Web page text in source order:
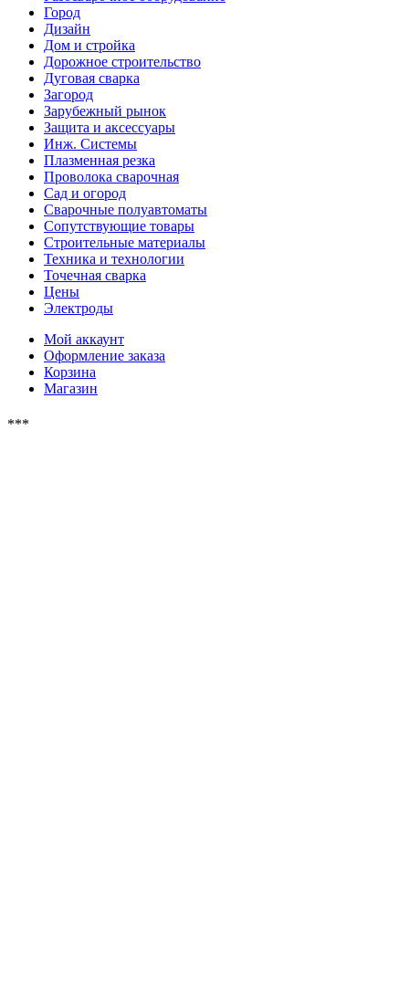
Город
Дизайн
Дом и стройка
Дорожное строительство
Дуговая сварка
Загород
Зарубежный рынок
Защита и аксессуары
Инж. Системы
Плазменная резка
Проволока сварочная
Сад и огород
Сварочные полуавтоматы
Сопутствующие товары
Строительные материалы
Техника и технологии
Точечная сварка
Цены
Электроды
Мой аккаунт
Оформление заказа
Корзина
Магазин
***